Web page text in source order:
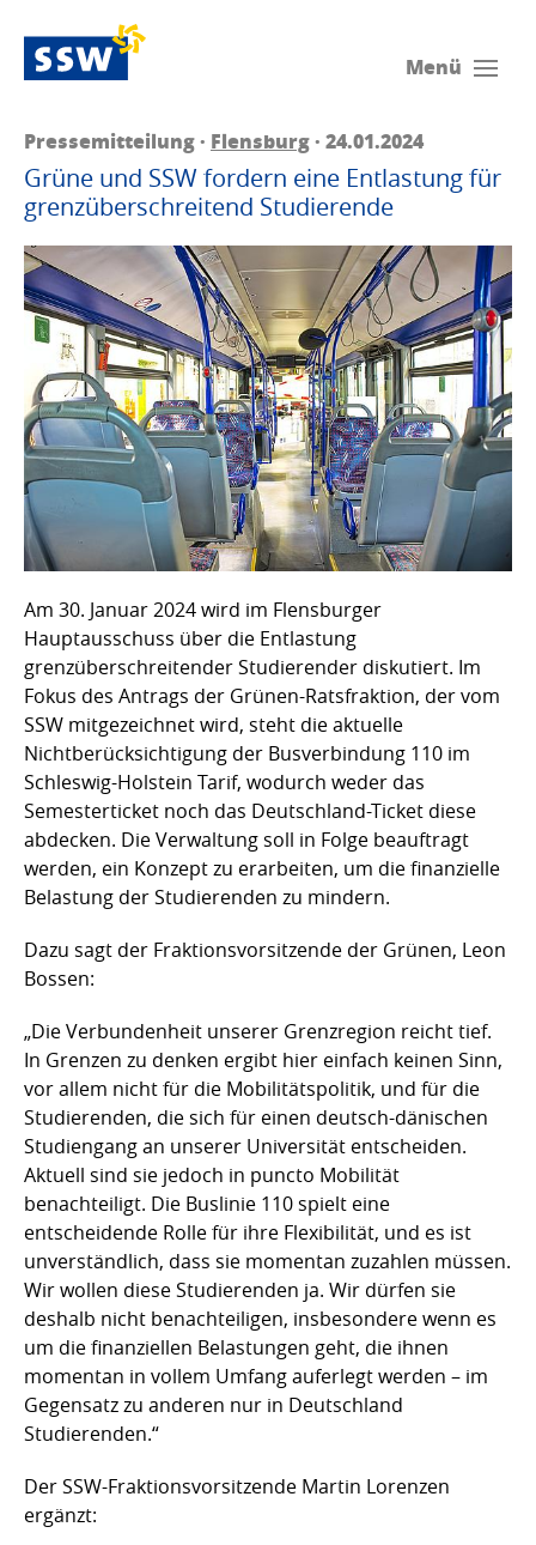
Menü
Pressemitteilung · Flensburg· 24.01.2024
Grüne und SSW fordern eine Entlastung für
grenzüberschreitend Studierende
Am 30. Januar 2024 wird im Flensburger
Hauptausschuss über die Entlastung
grenzüberschreitender Studierender diskutiert. Im
Fokus des Antrags der Grünen-Ratsfraktion, der vom
SSW mitgezeichnet wird, steht die aktuelle
Nichtberücksichtigung der Busverbindung 110 im
Schleswig-Holstein Tarif, wodurch weder das
Semesterticket noch das Deutschland-Ticket diese
abdecken. Die Verwaltung soll in Folge beauftragt
werden, ein Konzept zu erarbeiten, um die finanzielle
Belastung der Studierenden zu mindern.
Dazu sagt der Fraktionsvorsitzende der Grünen, Leon
Bossen:
„Die Verbundenheit unserer Grenzregion reicht tief.
In Grenzen zu denken ergibt hier einfach keinen Sinn,
vor allem nicht für die Mobilitätspolitik, und für die
Studierenden, die sich für einen deutsch-dänischen
Studiengang an unserer Universität entscheiden.
Aktuell sind sie jedoch in puncto Mobilität
benachteiligt. Die Buslinie 110 spielt eine
entscheidende Rolle für ihre Flexibilität, und es ist
unverständlich, dass sie momentan zuzahlen müssen.
Wir wollen diese Studierenden ja. Wir dürfen sie
deshalb nicht benachteiligen, insbesondere wenn es
um die finanziellen Belastungen geht, die ihnen
momentan in vollem Umfang auferlegt werden – im
Gegensatz zu anderen nur in Deutschland
Studierenden.“
Der SSW-Fraktionsvorsitzende Martin Lorenzen
ergänzt: